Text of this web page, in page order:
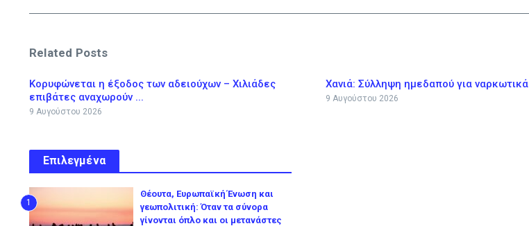
Related Posts
Κορυφώνεται η έξοδος των αδειούχων – Χιλιάδες
επιβάτες αναχωρούν ...
9 Αυγούστου 2026
Χανιά: Σύλληψη ημεδαπού για ναρκωτικά
9 Αυγούστου 2026
Επιλεγμένα
1
Θέουτα, Ευρωπαϊκή Ένωση και
γεωπολιτική: Όταν τα σύνορα
γίνονται όπλο και οι μετανάστες